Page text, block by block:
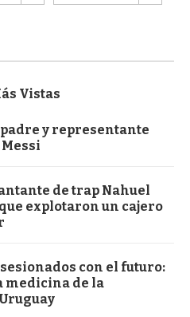
Vistas
y representante
de trap Nahuel
explotaron un cajero
con el futuro:
medicina de la